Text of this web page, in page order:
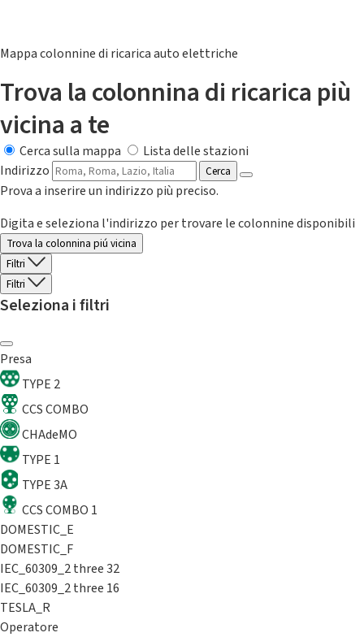
Mappa colonnine di ricarica auto elettriche
Trova la colonnina di ricarica più
vicina a te
Cerca sulla mappa
Lista delle stazioni
Indirizzo
Cerca
Prova a inserire un indirizzo più preciso.
Digita e seleziona l'indirizzo per trovare le colonnine disponibili
Trova la colonnina piú vicina
Filtri
Filtri
Seleziona i filtri
Presa
TYPE 2
CCS COMBO
CHAdeMO
TYPE 1
TYPE 3A
CCS COMBO 1
DOMESTIC_E
DOMESTIC_F
IEC_60309_2 three 32
IEC_60309_2 three 16
TESLA_R
Operatore